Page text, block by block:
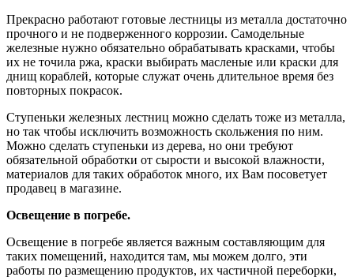
Прекрасно работают готовые лестницы из металла достаточно
прочного и не подверженного коррозии. Самодельные
железные нужно обязательно обрабатывать красками, чтобы
их не точила ржа, краски выбирать масленые или краски для
днищ кораблей, которые служат очень длительное время без
повторных покрасок.
Ступеньки железных лестниц можно сделать тоже из металла,
но так чтобы исключить возможность скольжения по ним.
Можно сделать ступеньки из дерева, но они требуют
обязательной обработки от сырости и высокой влажности,
материалов для таких обработок много, их Вам посоветует
продавец в магазине.
Освещение в погребе.
Освещение в погребе является важным составляющим для
таких помещений, находится там, мы можем долго, эти
работы по размещению продуктов, их частичной переборки,